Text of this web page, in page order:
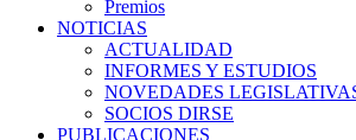
Premios
NOTICIAS
ACTUALIDAD
INFORMES Y ESTUDIOS
NOVEDADES
SOCIOS DIRSE
PUBLICACIONES